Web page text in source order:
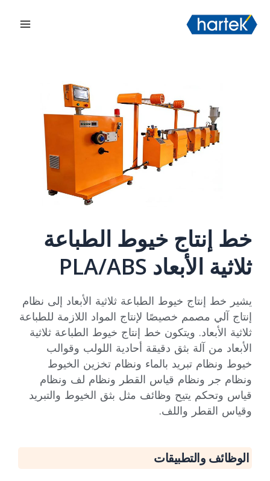
إلى
المحتوى
خط إنتاج خيوط الطباعة
ثلاثية الأبعاد PLA/ABS
يشير خط إنتاج خيوط الطباعة ثلاثية الأبعاد إلى نظام
إنتاج آلي مصمم خصيصًا لإنتاج المواد اللازمة للطباعة
ثلاثية الأبعاد. ويتكون خط إنتاج خيوط الطباعة ثلاثية
الأبعاد من آلة بثق دقيقة أحادية اللولب وقوالب
خيوط ونظام تبريد بالماء ونظام تخزين الخيوط
ونظام جر ونظام قياس القطر ونظام لف ونظام
قياس وتحكم يتيح وظائف مثل بثق الخيوط والتبريد
وقياس القطر واللف.
الوظائف والتطبيقات